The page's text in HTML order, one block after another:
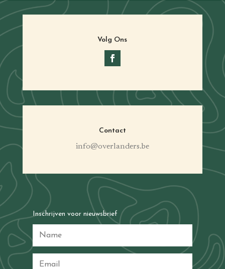
Volg Ons
Contact
info@overlanders.be
Inschrijven voor nieuwsbrief